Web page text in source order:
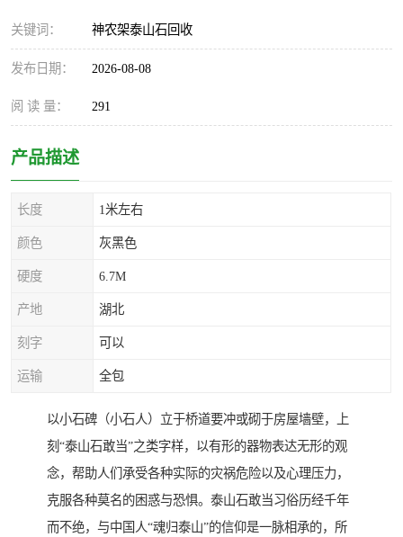
关键词： 神农架泰山石回收
发布日期： 2026-08-08
阅 读 量： 291
产品描述
长度 1米左右
颜色 灰黑色
硬度 6.7M
产地 湖北
刻字 可以
运输 全包
以小石碑（小石人）立于桥道要冲或砌于房屋墙壁，上
刻“泰山石敢当”之类字样，以有形的器物表达无形的观
念，帮助人们承受各种实际的灾祸危险以及心理压力，
克服各种莫名的困惑与恐惧。泰山石敢当习俗历经千年
而不绝，与中国人“魂归泰山”的信仰是一脉相承的，所